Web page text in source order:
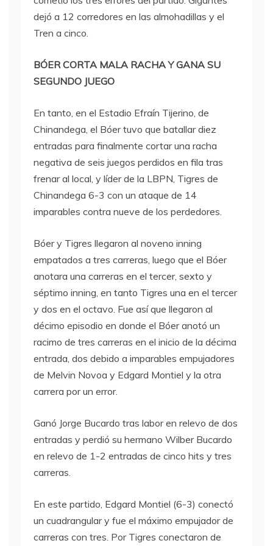
dejó a 12 corredores en las almohadillas y el
Tren a cinco.
BÓER CORTA MALA RACHA Y GANA SU
SEGUNDO JUEGO
En tanto, en el Estadio Efraín Tijerino, de
Chinandega, el Bóer tuvo que batallar diez
entradas para finalmente cortar una racha
negativa de seis juegos perdidos en fila tras
frenar al local, y líder de la LBPN, Tigres de
Chinandega 6-3 con un ataque de 14
imparables contra nueve de los perdedores.
Bóer y Tigres llegaron al noveno inning
empatados a tres carreras, luego que el Bóer
anotara una carreras en el tercer, sexto y
séptimo inning, en tanto Tigres una en el tercer
y dos en el octavo. Fue así que llegaron al
décimo episodio en donde el Bóer anotó un
racimo de tres carreras en el inicio de la décima
entrada, dos debido a imparables empujadores
de Melvin Novoa y Edgard Montiel y la otra
carrera por un error.
Ganó Jorge Bucardo tras labor en relevo de dos
entradas y perdió su hermano Wilber Bucardo
en relevo de 1-2 entradas de cinco hits y tres
carreras.
En este partido, Edgard Montiel (6-3) conectó
un cuadrangular y fue el máximo empujador de
carreras con tres. Por Tigres conectaron de